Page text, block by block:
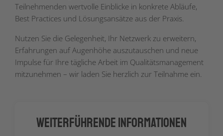
Teilnehmenden wertvolle Einblicke in konkrete Abläufe,
Best Practices und Lösungsansätze aus der Praxis.
Nutzen Sie die Gelegenheit, Ihr Netzwerk zu erweitern,
Erfahrungen auf Augenhöhe auszutauschen und neue
Impulse für Ihre tägliche Arbeit im Qualitätsmanagement
mitzunehmen – wir laden Sie herzlich zur Teilnahme ein.
Weiterführende Informationen